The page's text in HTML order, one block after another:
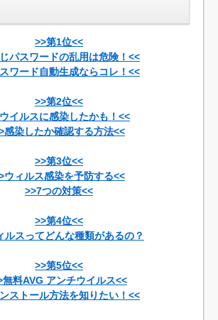
>>第1位<<
パスワードの乱用は危険！<<
ワード自動生成ならコレ！<<
>>第2位<<
イルスに感染したかも！<<
感染したか確認する方法<<
>>第3位<<
ウィルス感染を予防する<<
>>7つの対策<<
>>第4位<<
ルスってどんな種類があるの？
>>第5位<<
無料AVG アンチウイルス<<
ストール方法を知りたい！<<